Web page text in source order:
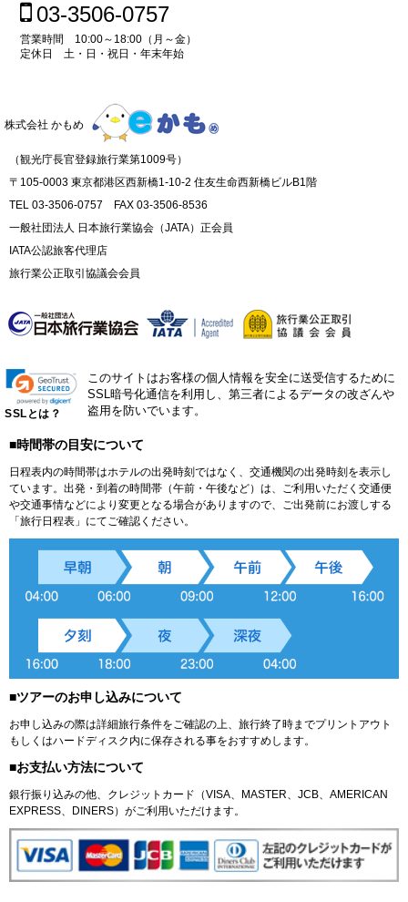
03-3506-0757
営業時間 10:00～18:00（月～金）
定休日 土・日・祝日・年末年始
株式会社 かもめ
（観光庁長官登録旅行業第1009号）
〒105-0003 東京都港区西新橋1-10-2 住友生命西新橋ビルB1階
TEL 03-3506-0757 FAX 03-3506-8536
一般社団法人 日本旅行業協会（JATA）正会員
IATA公認旅客代理店
旅行業公正取引協議会会員
SSLとは？
このサイトはお客様の個人情報を安全に送受信するために
SSL暗号化通信を利用し、第三者によるデータの改ざんや
盗用を防いでいます。
■時間帯の目安について
日程表内の時間帯はホテルの出発時刻ではなく、交通機関の出発時刻を表示し
ています。出発・到着の時間帯（午前・午後など）は、ご利用いただく交通便
や交通事情などにより変更となる場合がありますので、ご出発前にお渡しする
「旅行日程表」にてご確認ください。
■ツアーのお申し込みについて
お申し込みの際は詳細旅行条件をご確認の上、旅行終了時までプリントアウト
もしくはハードディスク内に保存される事をおすすめします。
■お支払い方法について
銀行振り込みの他、クレジットカード（VISA、MASTER、JCB、AMERICAN
EXPRESS、DINERS）がご利用いただけます。